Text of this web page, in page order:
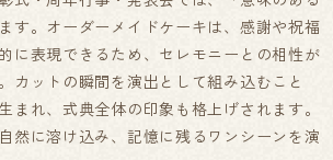
す。オーダーメイドケーキは、感謝や祝福
に表現できるため、セレモニーとの相性が
カットの瞬間を演出として組み込むこと
まれ、式典全体の印象も格上げされます。
然に溶け込み、記憶に残るワンシーンを演